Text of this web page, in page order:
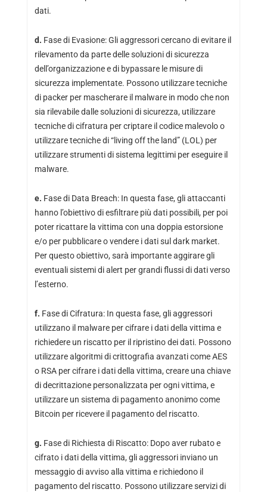
dati.
d. Fase di Evasione: Gli aggressori cercano di evitare il
rilevamento da parte delle soluzioni di sicurezza
dell’organizzazione e di bypassare le misure di
sicurezza implementate. Possono utilizzare tecniche
di packer per mascherare il malware in modo che non
sia rilevabile dalle soluzioni di sicurezza, utilizzare
tecniche di cifratura per criptare il codice malevolo o
utilizzare tecniche di “living off the land” (LOL) per
utilizzare strumenti di sistema legittimi per eseguire il
malware.
e. Fase di Data Breach: In questa fase, gli attaccanti
hanno l’obiettivo di esfiltrare più dati possibili, per poi
poter ricattare la vittima con una doppia estorsione
e/o per pubblicare o vendere i dati sul dark market.
Per questo obiettivo, sarà importante aggirare gli
eventuali sistemi di alert per grandi flussi di dati verso
l’esterno.
f. Fase di Cifratura: In questa fase, gli aggressori
utilizzano il malware per cifrare i dati della vittima e
richiedere un riscatto per il ripristino dei dati. Possono
utilizzare algoritmi di crittografia avanzati come AES
o RSA per cifrare i dati della vittima, creare una chiave
di decrittazione personalizzata per ogni vittima, e
utilizzare un sistema di pagamento anonimo come
Bitcoin per ricevere il pagamento del riscatto.
g. Fase di Richiesta di Riscatto: Dopo aver rubato e
cifrato i dati della vittima, gli aggressori inviano un
messaggio di avviso alla vittima e richiedono il
pagamento del riscatto. Possono utilizzare servizi di